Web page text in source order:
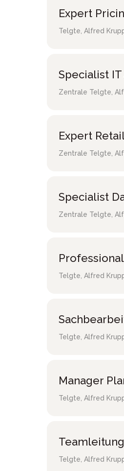
Expert
Telgte Alfred
Specialist
Zentrale Telgte
Expert
Zentrale Telgte
Specialist
Zentrale Telgte
Telgte Alfred
Telgte Alfred
Manager
Telgte Alfred
Telgte Alfred